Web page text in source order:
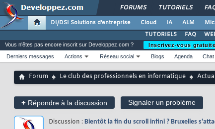
FORUMS TUTORIELS
DI/DSI Solutions d'entreprise Cloud IA ALM
TUTORIELS
FAQ
Vous n'êtes pas encore inscrit sur Developpez.com ?
Inscrivez-vous
Derniers messages
Actions Réseau social Blogs Agenda Chat
Forum Le club des professionnels en informatique
+ Répondre à la discussion Signaler un problème
Discussion : Bientôt la fin du scroll infini ? Bruxelles